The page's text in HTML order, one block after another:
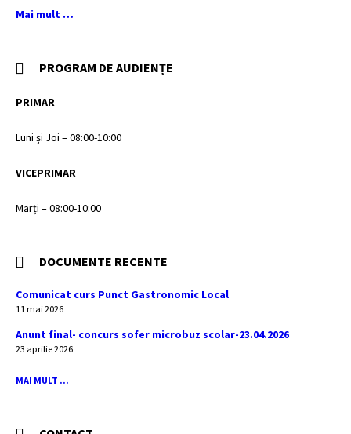
Mai mult …
PROGRAM DE AUDIENȚE
PRIMAR
Luni și Joi – 08:00-10:00
VICEPRIMAR
Marți – 08:00-10:00
DOCUMENTE RECENTE
Comunicat curs Punct Gastronomic Local
11 mai 2026
Anunt final- concurs sofer microbuz scolar-23.04.2026
23 aprilie 2026
MAI MULT ...